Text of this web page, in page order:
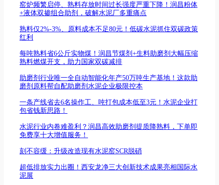
窑炉频繁启停、熟料存放时间过长强度严重下降！润昌粉体
+液体双掺组合助剂，破解水泥厂多重痛点
熟料仅2%-3%、原料成本不足80元！低碳水泥抓住双碳政策
红利
每吨熟料省6公斤实物煤！润昌节煤剂+生料助磨剂大幅压缩
熟料燃煤开支，助力国家双碳减排
助磨剂行业唯一全自动智能化年产50万吨生产基地！这款助
磨剂原料帮自配助磨剂水泥企业极限控本
一条产线省去6名操作工、吨打包成本低至3元！水泥企业打
包省钱新思路！
水泥行业内卷难盈利？润昌高效助磨剂提质降熟料，下单即
免费享十大增值服务！
刻不容缓：升级改造现有水泥窑SCR脱硝
超低排放实力出圈！西安龙净三大创新技术成果亮相国际水
泥展